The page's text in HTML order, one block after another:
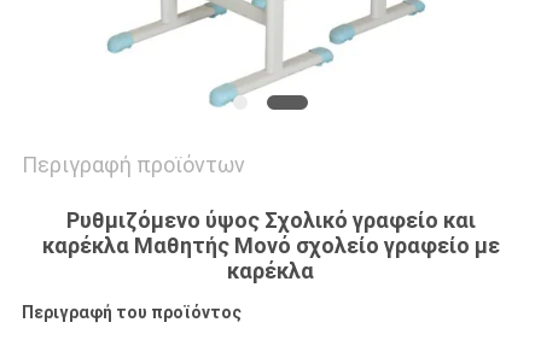
Περιγραφή προϊόντων
Ρυθμιζόμενο ύψος Σχολικό γραφείο και
καρέκλα Μαθητής Μονό σχολείο γραφείο με
καρέκλα
Περιγραφή του προϊόντος